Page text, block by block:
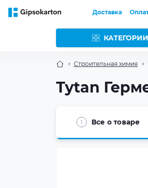
Доставка
КАТЕГОРИИ
Строительная химия
Tytan
Все о товаре